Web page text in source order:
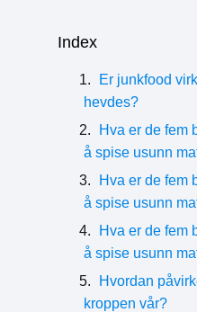
Index
Er junkfood
hevdes?
Hva er de fem
å spise usunn
Hva er de fem
å spise usunn
Hva er de fem
å spise usunn
Hvordan
kroppen vår?